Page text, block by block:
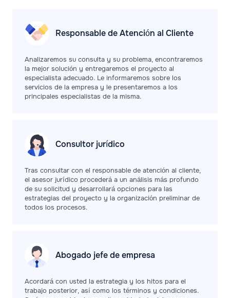
Responsable de Atención al Cliente
Analizaremos su consulta y su problema, encontraremos
la mejor solución y entregaremos el proyecto al
especialista adecuado. Le informaremos sobre los
servicios de la empresa y le presentaremos a los
principales especialistas de la misma.
Consultor jurídico
Tras consultar con el responsable de atención al cliente,
el asesor jurídico procederá a un análisis más profundo
de su solicitud y desarrollará opciones para las
estrategias del proyecto y la organización preliminar de
todos los procesos.
Abogado jefe deempresa
Acordará con usted la estrategia y los hitos para el
trabajo posterior, así como los términos y condiciones.